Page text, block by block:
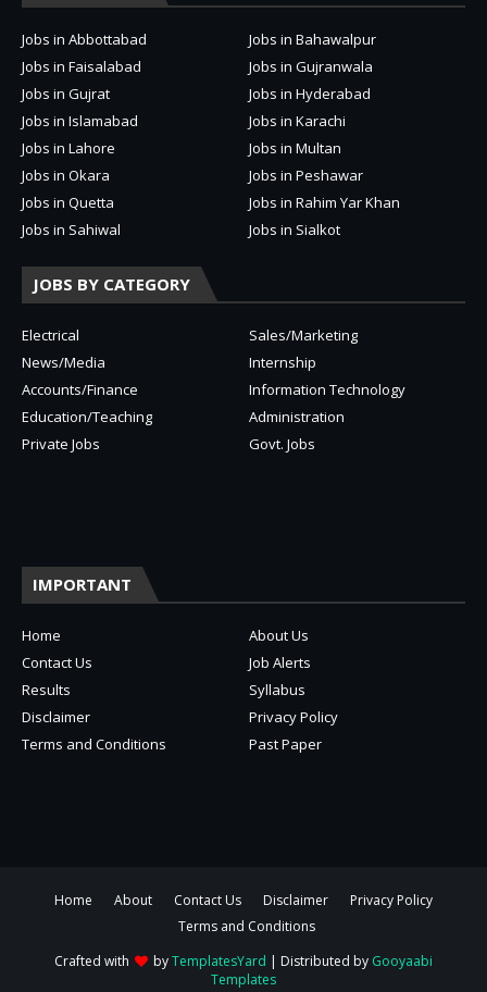
Jobs in Abbottabad
Jobs in Bahawalpur
Jobs in Faisalabad
Jobs in Gujranwala
Jobs in Gujrat
Jobs in Hyderabad
Jobs in Islamabad
Jobs in Karachi
Jobs in Lahore
Jobs in Multan
Jobs in Okara
Jobs in Peshawar
Jobs in Quetta
Jobs in Rahim Yar Khan
Jobs in Sahiwal
Jobs in Sialkot
JOBS BY CATEGORY
Electrical
Sales/Marketing
News/Media
Internship
Accounts/Finance
Information Technology
Education/Teaching
Administration
Private Jobs
Govt. Jobs
IMPORTANT
Home
About Us
Contact Us
Job Alerts
Results
Syllabus
Disclaimer
Privacy Policy
Terms and Conditions
Past Paper
Home About Contact Us Disclaimer
Privacy Policy
Terms and Conditions
Crafted with
byTemplatesYard | Distributed by Gooyaabi
Templates